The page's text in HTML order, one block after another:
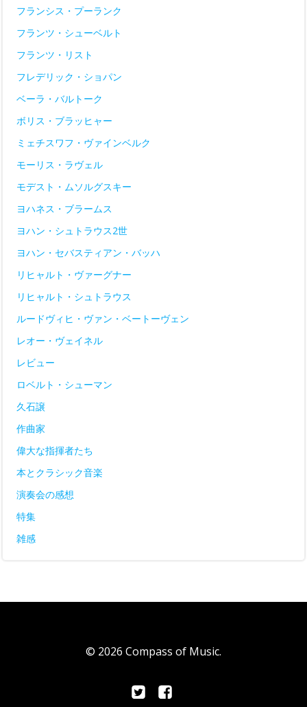
フランシス・プーランク
フランツ・シューベルト
フランツ・リスト
フレデリック・ショパン
ベーラ・バルトーク
ボリス・ブラッヒャー
ミェチスワフ・ヴァインベルク
モーリス・ラヴェル
モデスト・ムソルグスキー
ヨハネス・ブラームス
ヨハン・シュトラウス2世
ヨハン・セバスティアン・バッハ
リヒャルト・ヴァーグナー
リヒャルト・シュトラウス
ルードヴィヒ・ヴァン・ベートーヴェン
レオー・ヴェイネル
レビュー
ロベルト・シューマン
久石譲
作曲家
偉大な指揮者たち
本とクラシック音楽
演奏会の感想
特集
雑感
© 2026 Compass of Music.